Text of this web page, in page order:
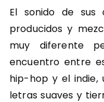
El sonido de sus
producidos y
muy diferente
encuentro entre
hip-hop y el indie,
letras suaves y